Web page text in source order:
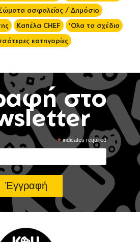
ασφαλείας / Δημόσιο
Καπέλα CHEF
'Ολα τα σχέδια
κατηγορίες
στο
*indicates required